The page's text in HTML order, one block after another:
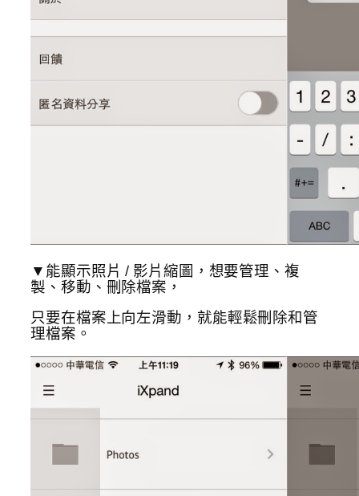
▼能顯示照片 / 影片縮圖，想要管理、複
製、移動、刪除檔案，
只要在檔案上向左滑動，就能輕鬆刪除和管
理檔案。